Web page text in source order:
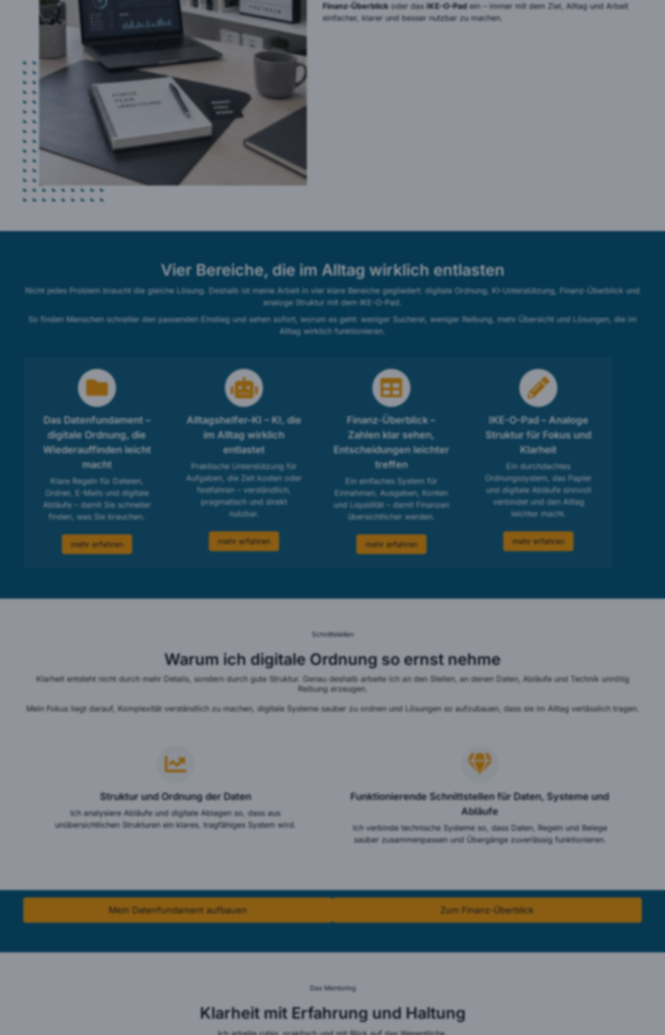
Finanz-Überblick oder das IKE-O-Padein – immer mit dem Ziel, Alltag und Arbeit
einfacher, klarer und besser nutzbar zu machen.
Vier Bereiche, die im Alltag wirklich entlasten
Nicht jedes Problem braucht die gleiche Lösung. Deshalb ist meine Arbeit in vier klare Bereiche gegliedert: digitale Ordnung, KI-Unterstützung, Finanz-Überblick und
analoge Struktur mit dem IKE-O-Pad.
So finden Menschen schneller den passenden Einstieg und sehen sofort, worum es geht: weniger Sucherei, weniger Reibung, mehr Übersicht und Lösungen, die im
Alltag wirklich funktionieren.
Das Datenfundament –
digitale Ordnung, die
Wiederauffinden leicht
macht
Klare Regeln für Dateien,
Ordner, E-Mails und digitale
Abläufe – damit Sie schneller
finden, was Sie brauchen.
mehr erfahren
Alltagshelfer-KI – KI, die
im Alltag wirklich
entlastet
Praktische Unterstützung für
Aufgaben, die Zeit kosten oder
festfahren – verständlich,
pragmatisch und direkt
nutzbar.
mehr erfahren
Finanz-Überblick –
Zahlen klar sehen,
Entscheidungen leichter
treffen
Ein einfaches System für
Einnahmen, Ausgaben, Konten
und Liquidität – damit Finanzen
übersichtlicher werden.
mehr erfahren
IKE-O-Pad – Analoge
Struktur für Fokus und
Klarheit
Ein durchdachtes
Ordnungssystem, das Papier
und digitale Abläufe sinnvoll
verbindet und den Alltag
leichter macht.
mehr erfahren
Warum ich digitale Ordnung so ernst nehme
Klarheit entsteht nicht durch mehr Details, sondern durch gute Struktur. Genau deshalb arbeite ich an den Stellen, an denen Daten, Abläufe und Technik unnötig
Reibung erzeugen.
Mein Fokus liegt darauf, Komplexität verständlich zu machen, digitale Systeme sauber zu ordnen und Lösungen so aufzubauen, dass sie im Alltag verlässlich tragen.
Struktur und Ordnung der Daten
Ich analysiere Abläufe und digitale Ablagen so, dass aus
unübersichtlichen Strukturen ein klares, tragfähiges System wird.
Funktionierende Schnittstellen für Daten, Systeme und
Abläufe
Ich verbinde technische Systeme so, dass Daten, Regeln und Belege
sauber zusammenpassen und Übergänge zuverlässig funktionieren.
Mein Datenfundament aufbauen Zum Finanz-Überblick
Klarheit mit Erfahrung und Haltung